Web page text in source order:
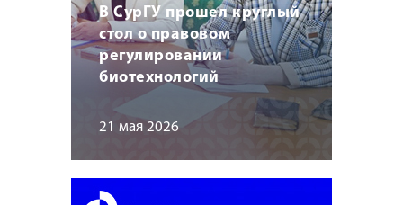
В СурГУ прошел круглый
стол о правовом
регулировании
биотехнологий
21 мая 2026